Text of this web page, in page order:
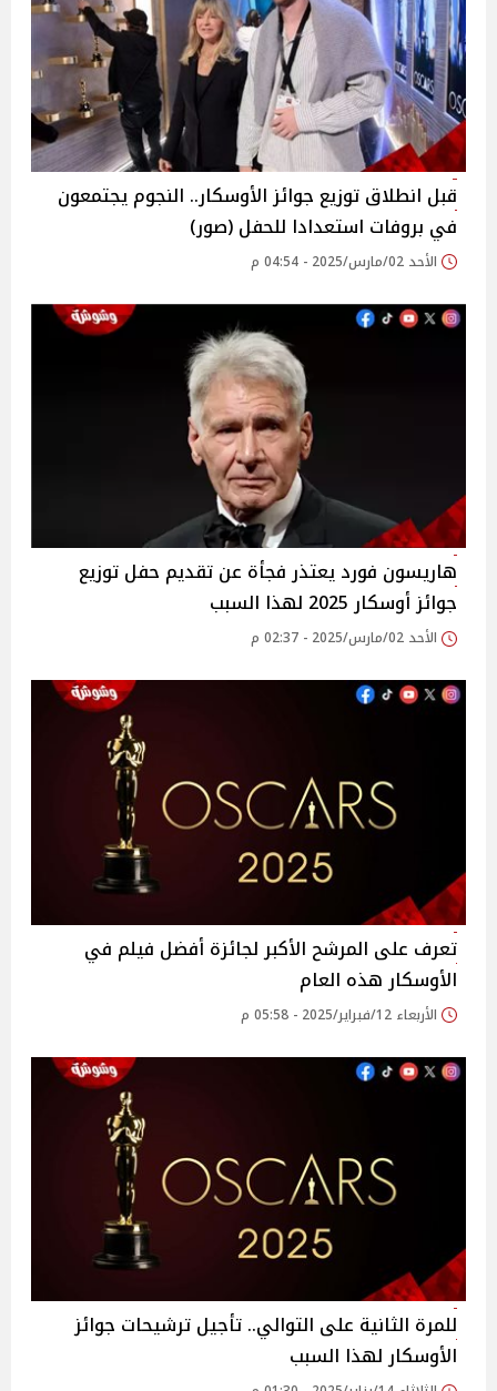
قبل انطلاق توزيع جوائز الأوسكار.. النجوم يجتمعون
في بروفات استعدادا للحفل (صور)
الأحد 02/مارس/2025 - 04:54 م
هاريسون فورد يعتذر فجأة عن تقديم حفل توزيع
جوائز أوسكار 2025 لهذا السبب
الأحد 02/مارس/2025 - 02:37 م
تعرف على المرشح الأكبر لجائزة أفضل فيلم في
الأوسكار هذه العام
الأربعاء 12/فبراير/2025 - 05:58 م
للمرة الثانية على التوالي.. تأجيل ترشيحات جوائز
الأوسكار لهذا السبب